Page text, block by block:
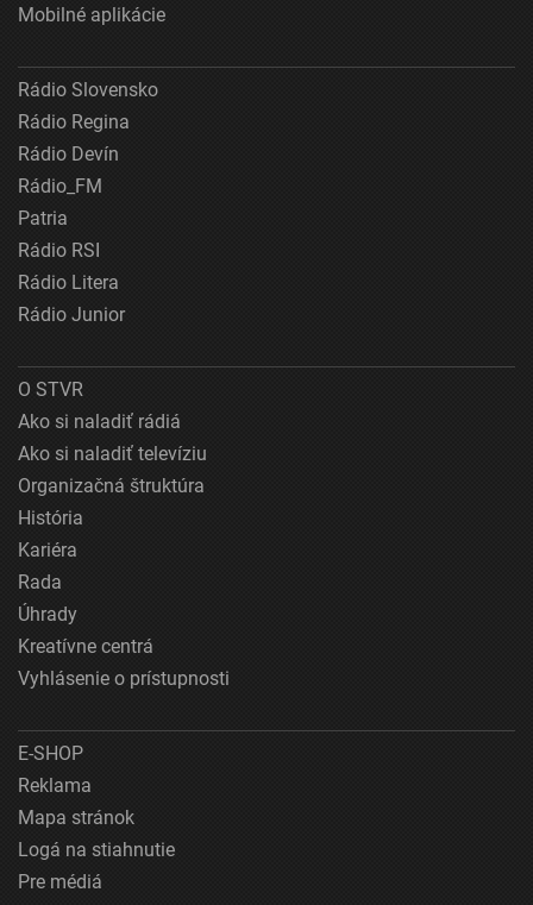
Mobilné aplikácie
Rádio Slovensko
Rádio Regina
Rádio Devín
Rádio_FM
Patria
Rádio RSI
Rádio Litera
Rádio Junior
O STVR
Ako si naladiť rádiá
Ako si naladiť televíziu
Organizačná štruktúra
História
Kariéra
Rada
Úhrady
Kreatívne centrá
Vyhlásenie o prístupnosti
E-SHOP
Reklama
Mapa stránok
Logá na stiahnutie
Pre médiá